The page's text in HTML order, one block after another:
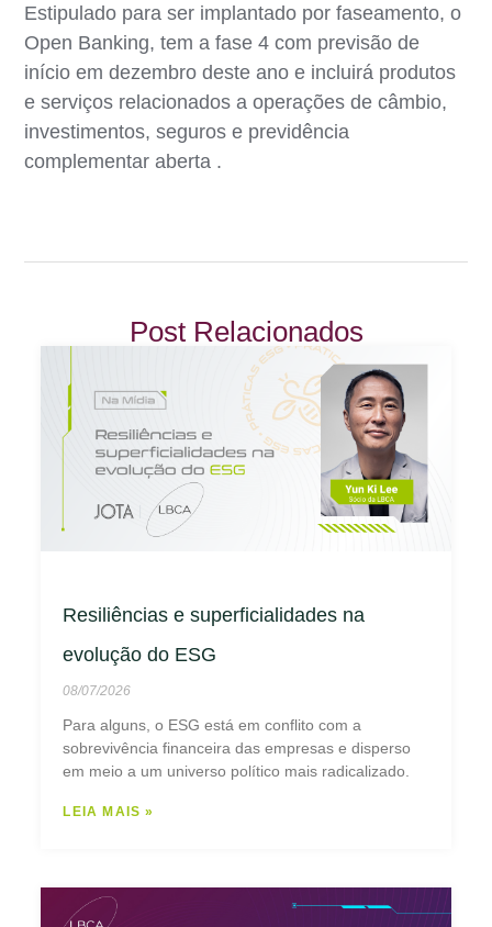
Estipulado para ser implantado por faseamento, o
Open Banking, tem a fase 4 com previsão de
início em dezembro deste ano e incluirá produtos
e serviços relacionados a operações de câmbio,
investimentos, seguros e previdência
complementar aberta .
Post Relacionados
Resiliências e superficialidades na
evolução do ESG
08/07/2026
Para alguns, o ESG está em conflito com a
sobrevivência financeira das empresas e disperso
em meio a um universo político mais radicalizado.
LEIA MAIS »